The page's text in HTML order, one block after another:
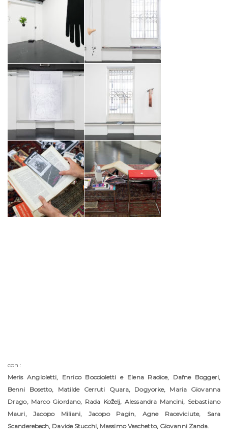
con :
Meris Angioletti, Enrico Boccioletti e Elena Radice, Dafne Boggeri,
Benni Bosetto, Matilde Cerruti Quara, Dogyorke, Maria Giovanna
Drago, Marco Giordano, Rada Koželj, Alessandra Mancini, Sebastiano
Mauri, Jacopo Miliani, Jacopo Pagin, Agne Raceviciute, Sara
Scanderebech, Davide Stucchi, Massimo Vaschetto, Giovanni Zanda.